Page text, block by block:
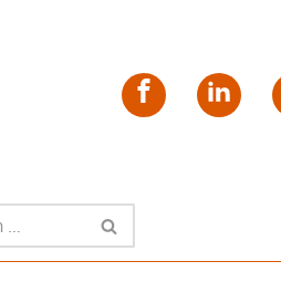
FacebookLinkedIn